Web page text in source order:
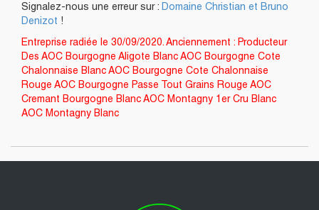
Signalez-nous une erreur sur : Domaine Christian et Bruno
Denizot !
Entreprise radiée le 30/09/2020. Anciennement : Producteur
Des AOC Bourgogne Aligote Blanc AOC Bourgogne Cote
Chalonnaise Blanc AOC Bourgogne Cote Chalonnaise
Rouge AOC Bourgogne Passe Tout Grains Rouge AOC
Cremant Bourgogne Blanc AOC Montagny 1er Cru Blanc
AOC Montagny Blanc